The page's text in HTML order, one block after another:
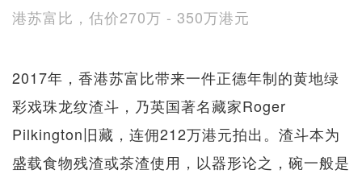
港苏富比，估价270万 - 350万港元
2017年，香港苏富比带来一件正德年制的黄地绿
彩戏珠龙纹渣斗，乃英国著名藏家Roger
Pilkington旧藏，连佣212万港元拍出。渣斗本为
盛载食物残渣或茶渣使用，以器形论之，碗一般是